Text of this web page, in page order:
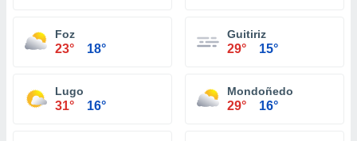
Foz
23° 18°
Guitiriz
29° 15°
Lugo
31° 16°
Mondoñedo
29° 16°